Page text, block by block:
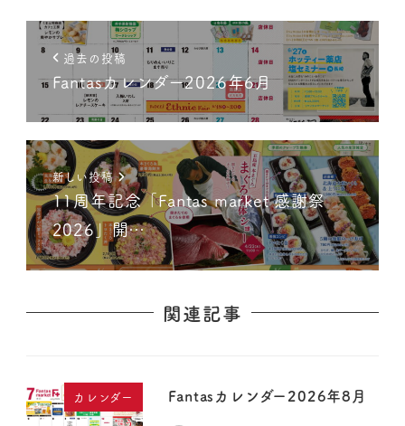
過去の投稿
Fantasカレンダー2026年6月
新しい投稿
11周年記念「Fantas market 感謝祭
2026」開…
関連記事
カレンダー Fantasカレンダー2026年8月